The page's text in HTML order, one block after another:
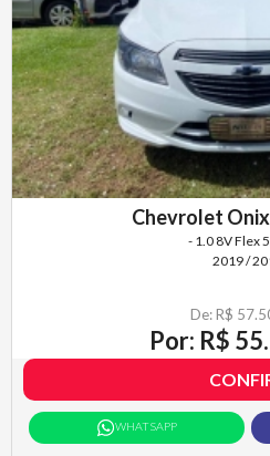
Chevrolet
- 1.0 8V Flex
2019 /
De: R$
Por: R$
WHATSAPP